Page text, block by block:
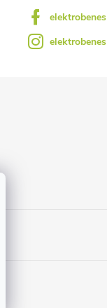
elektrobenes
elektrobenes